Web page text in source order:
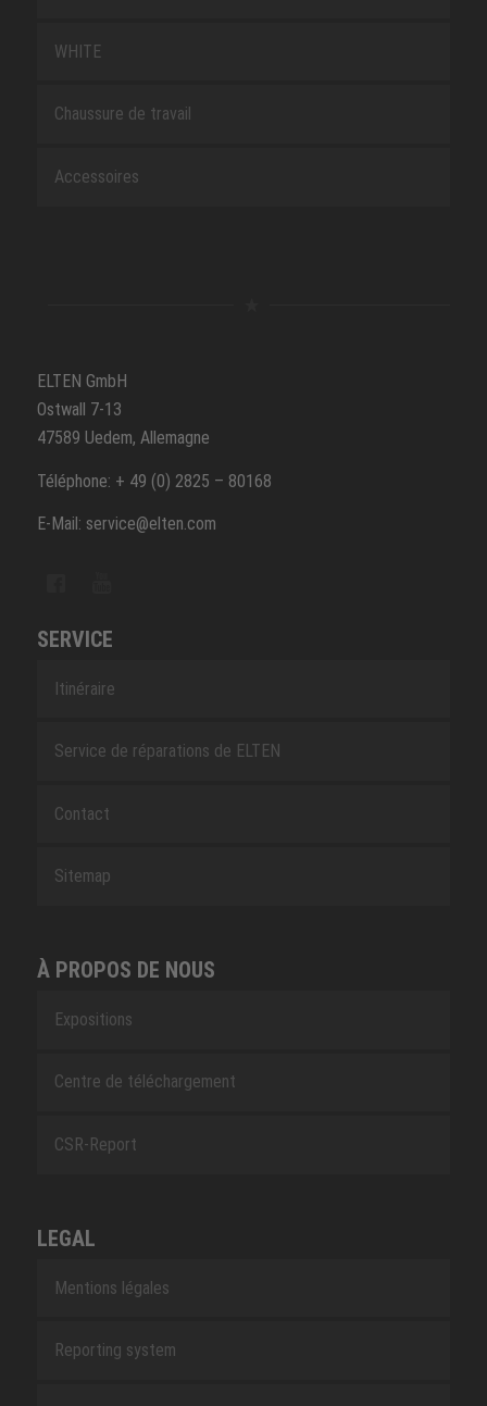
WHITE
Chaussure de travail
Accessoires
ELTEN GmbH
Ostwall 7-13
47589 Uedem, Allemagne
Téléphone: + 49 (0) 2825 – 80168
E-Mail: service@elten.com
SERVICE
Itinéraire
Service de réparations de ELTEN
Contact
Sitemap
À PROPOS DE NOUS
Expositions
Centre de téléchargement
CSR-Report
LEGAL
Mentions légales
Reporting system